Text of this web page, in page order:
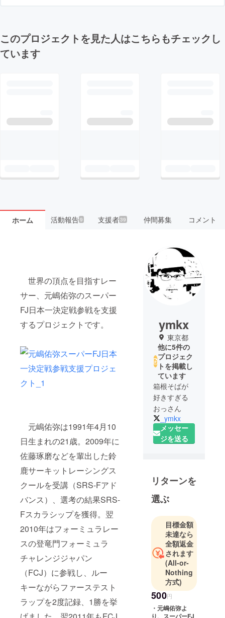
このプロジェクトを見た人はこちらもチェックし
ています
ホーム 活動報告9 支援者39 仲間募集 コメント
世界の頂点を目指すレー
サー、元嶋佑弥のスーパー
FJ日本一決定戦参戦を支援
するプロジェクトです。
元嶋佑弥は1991年4月10
日生まれの21歳。2009年に
佐藤琢磨などを輩出した鈴
鹿サーキットレーシングス
クールを受講（SRS-Fアド
バンス）、選考の結果SRS-
Fスカラシップを獲得。翌
2010年はフォーミュラレー
スの登竜門フォーミュラ
チャレンジジャパン
（FCJ）に参戦し、ルー
キーながらファーステスト
ラップを2度記録、1勝を挙
ymkx
東京都
他に5件の
プロジェク
トを掲載し
ています
箱根そばが
好きすぎる
おっさん
_ymkx
メッセー
ジを送る
リターンを
選ぶ
目標金額
未達なら
全額返金
されます
(All-or-
Nothing
方式)
500円
・元嶋佑弥よ
り、スーパーFJ